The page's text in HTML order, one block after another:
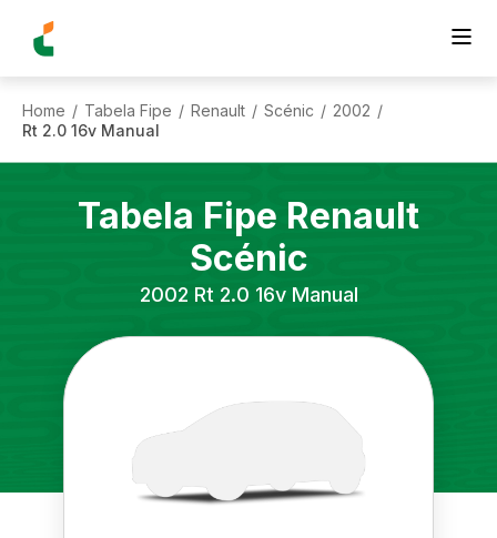
Home / Tabela Fipe / Renault / Scénic / 2002 /
Rt 2.0 16v Manual
Tabela Fipe Renault
Scénic
2002 Rt 2.0 16v Manual